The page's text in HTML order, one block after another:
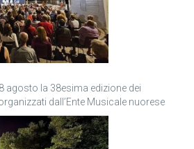
agosto la 38esima edizione dei
dall’Ente Musicale nuorese